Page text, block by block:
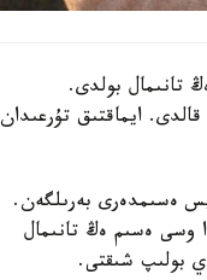
تانىمال بولدى.
ايماقتىق تۇرعىدان
ەسىمدەرى بەرىلگەن.
ايلين ەسىمى ەڭ تانىمال بولىپ شىقتى، 20 ايماقتىڭ 16 سىدا وسى ەسىم ەڭ تانىمال
بولىپ شىقتى.